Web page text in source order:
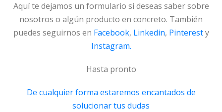
Aquí te dejamos un formulario si deseas saber sobre
nosotros o algún producto en concreto. También
puedes seguirnos en Facebook, Linkedin, Pinteresty
Instagram.
Hasta pronto
De cualquier forma estaremos encantados de
solucionar tus dudas